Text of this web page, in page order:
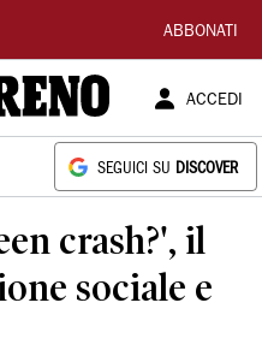
ABBONATI
ACCEDI
SEGUICI SU DISCOVER
crash?', il
sociale e